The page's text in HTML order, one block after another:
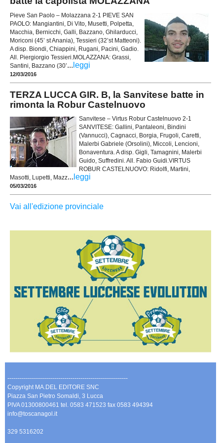
Pieve San Paolo – Molazzana 2-1 PIEVE SAN
PAOLO: Mangiantini, Di Vito, Musetti, Polpetta,
Macchia, Bernicchi, Galli, Bazzano, Ghilarducci,
Moriconi (45’ st Anania), Tessieri (32’st Matteoni).
A disp. Biondi, Chiappini, Rugani, Pacini, Gadio.
All. Piergiorgio Tessieri.MOLAZZANA: Grassi,
Santini, Bazzano (30’... leggi
12/03/2016
TERZA LUCCA GIR. B, la Sanvitese batte in
rimonta la Robur Castelnuovo
Sanvitese – Virtus Robur Castelnuovo 2-1
SANVITESE: Gallini, Pantaleoni, Bindini
(Vannucci), Cagnacci, Borgia, Frugoli, Caretti,
Malerbi Gabriele (Orsolini), Miccoli, Lencioni,
Bonaventura. A disp. Gigli, Tamagnini, Malerbi
Guido, Suffredini. All. Fabio Guidi.VIRTUS
ROBUR CASTELNUOVO: Ridolfi, Martini,
Masotti, Lupetti, Mazz... leggi
05/03/2016
Vai all'edizione provinciale
-------------------------------------------------------------
Copyright MA.DEL EDITORE SNC
Piazza San Pietro Somaldi, 3 Lucca
PIVA 01300800461 tel. 0583 471523 fax 0583 494394
info@toscanagol.it
329 5316202